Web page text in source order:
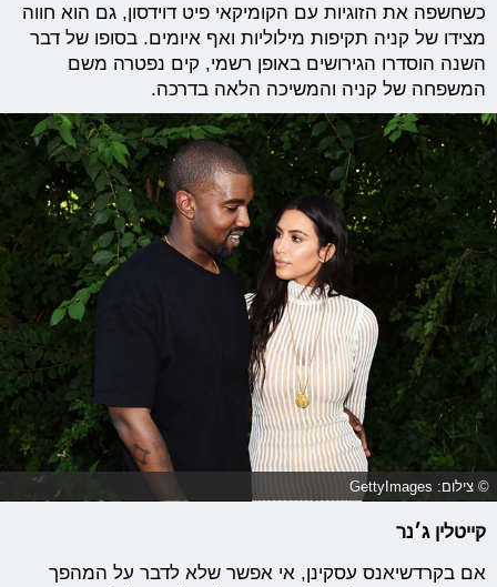
כשחשפה את הזוגיות עם הקומיקאי פיט דוידסון, גם הוא חווה
מצידו של קניה תקיפות מילוליות ואף איומים. בסופו של דבר
השנה הוסדרו הגירושים באופן רשמי, קים נפטרה משם
המשפחה של קניה והמשיכה הלאה בדרכה.
© צילום: GettyImages
קייטלין ג׳נר
אם בקרדשיאנס עסקינן, אי אפשר שלא לדבר על המהפך